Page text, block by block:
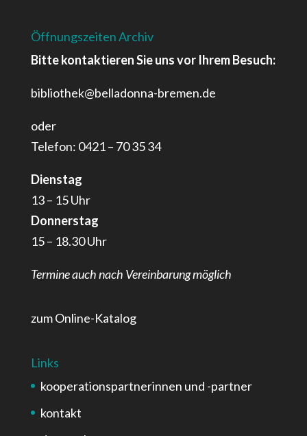
Öffnungszeiten Archiv
Bitte kontaktieren Sie uns vor Ihrem Besuch:
bibliothek@belladonna-bremen.de
oder
Telefon: 0421 – 70 35 34
Dienstag
13 – 15 Uhr
Donnerstag
15 – 18.30 Uhr
Termine auch nach Vereinbarung möglich
zum Online-Katalog
Links
kooperationspartnerinnen und -partner
kontakt